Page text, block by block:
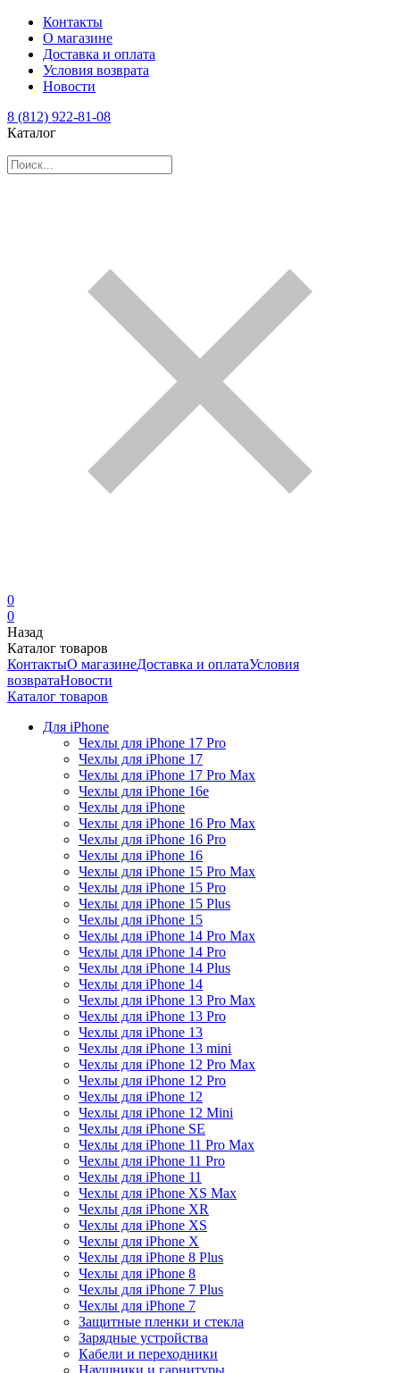
Контакты
О магазине
Доставка и оплата
Условия возврата
Новости
8 (812) 922-81-08
Каталог
0
0
Назад
Каталог товаров
КонтактыО магазинеДоставка и оплатаУсловия
возвратаНовости
Каталог товаров
Для iPhone
Чехлы для iPhone 17 Pro
Чехлы для iPhone 17
Чехлы для iPhone 17 Pro Max
Чехлы для iPhone 16e
Чехлы для iPhone
Чехлы для iPhone 16 Pro Max
Чехлы для iPhone 16 Pro
Чехлы для iPhone 16
Чехлы для iPhone 15 Pro Max
Чехлы для iPhone 15 Pro
Чехлы для iPhone 15 Plus
Чехлы для iPhone 15
Чехлы для iPhone 14 Pro Max
Чехлы для iPhone 14 Pro
Чехлы для iPhone 14 Plus
Чехлы для iPhone 14
Чехлы для iPhone 13 Pro Max
Чехлы для iPhone 13 Pro
Чехлы для iPhone 13
Чехлы для iPhone 13 mini
Чехлы для iPhone 12 Pro Max
Чехлы для iPhone 12 Pro
Чехлы для iPhone 12
Чехлы для iPhone 12 Mini
Чехлы для iPhone SE
Чехлы для iPhone 11 Pro Max
Чехлы для iPhone 11 Pro
Чехлы для iPhone 11
Чехлы для iPhone XS Max
Чехлы для iPhone XR
Чехлы для iPhone XS
Чехлы для iPhone X
Чехлы для iPhone 8 Plus
Чехлы для iPhone 8
Чехлы для iPhone 7 Plus
Чехлы для iPhone 7
Защитные пленки и стекла
Зарядные устройства
Кабели и переходники
Наушники и гарнитуры